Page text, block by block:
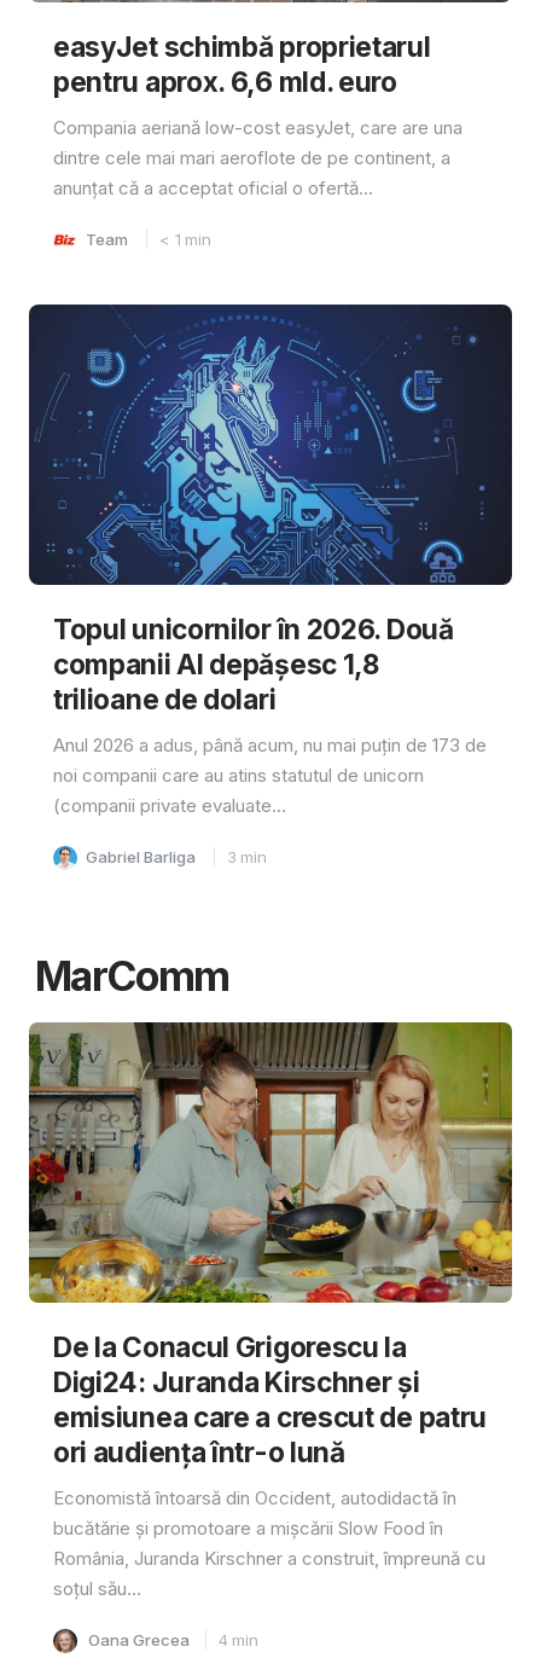
easyJet schimbă proprietarul
pentru aprox. 6,6 mld. euro
Compania aeriană low-cost easyJet, care are una
dintre cele mai mari aeroflote de pe continent, a
anunțat că a acceptat oficial o ofertă...
Team < 1 min
Topul unicornilor în 2026. Două
companii AI depășesc 1,8
trilioane de dolari
Anul 2026 a adus, până acum, nu mai puțin de 173 de
noi companii care au atins statutul de unicorn
(companii private evaluate...
Gabriel Barliga 3 min
MarComm
De la Conacul Grigorescu la
Digi24: Juranda Kirschner și
emisiunea care a crescut de patru
ori audiența într-o lună
Economistă întoarsă din Occident, autodidactă în
bucătărie și promotoare a mișcării Slow Food în
România, Juranda Kirschner a construit, împreună cu
soțul său...
Oana Grecea 4 min